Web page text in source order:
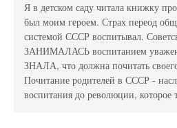
Я в детском саду читала книжку
был моим героем. Страх переод
системой СССР воспитывал.
ЗАНИМАЛАСЬ воспитанием
ЗНАЛА, что должна почитать
Почитание родителей в СССР -
воспитания до революции, которое